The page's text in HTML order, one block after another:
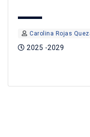
Carolina Rojas
2025 -2029